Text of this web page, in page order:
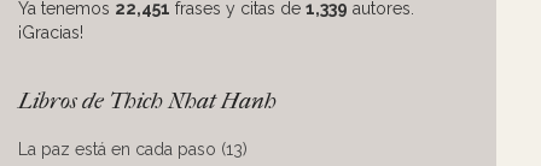
Ya tenemos 22,451 frases y citas de 1,339 autores.
¡Gracias!
Libros de Thich Nhat Hanh
La paz está en cada paso (13)